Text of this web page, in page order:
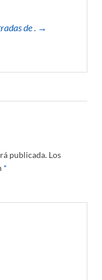
de . →
publicada. Los
*